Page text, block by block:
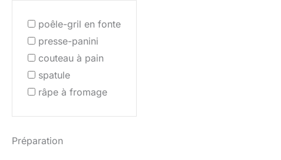
poêle-gril en fonte
presse-panini
couteau à pain
spatule
râpe à fromage
Préparation